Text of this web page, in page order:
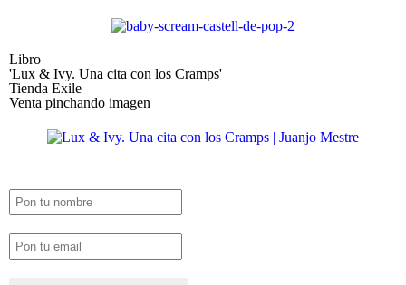
Libro
'Lux & Ivy. Una cita con los Cramps'
Tienda Exile
Venta pinchando imagen